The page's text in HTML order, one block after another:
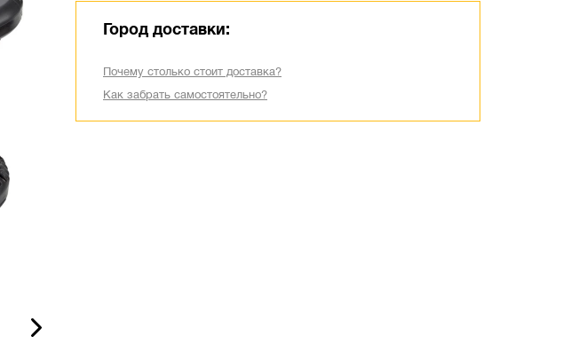
Город доставки:
Почему столько стоит доставка?
Как забрать самостоятельно?